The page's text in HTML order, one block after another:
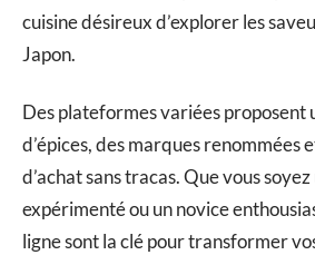
cuisine désireux d’explorer les
Japon.
Des plateformes variées proposent
d’épices, des marques renommées
d’achat sans tracas. Que vous
expérimenté ou un novice
ligne sont la clé pour transformer